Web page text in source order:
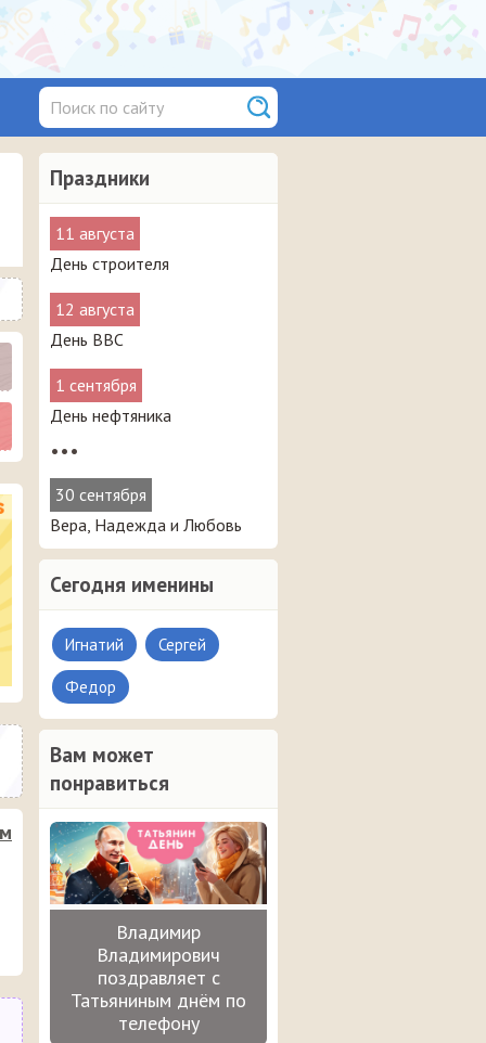
Праздники
11 августа
День строителя
12 августа
День ВВС
1 сентября
День нефтяника
•••
30 сентября
Вера, Надежда и Любовь
Сегодня именины
Игнатий Сергей
Федор
Вам может
понравиться
Владимир
Владимирович
поздравляет с
Татьяниным днём по
телефону